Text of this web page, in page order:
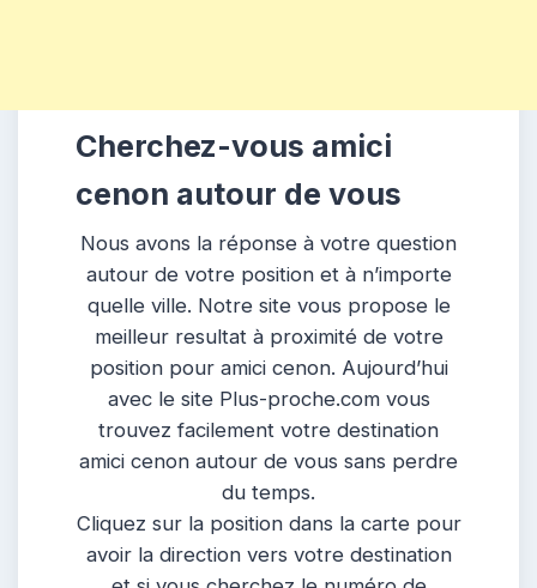
Cherchez-vous amici
cenon autour de vous
Nous avons la réponse à votre question
autour de votre position et à n’importe
quelle ville. Notre site vous propose le
meilleur resultat à proximité de votre
position pour amici cenon. Aujourd’hui
avec le site Plus-proche.com vous
trouvez facilement votre destination
amici cenon autour de vous sans perdre
du temps.
Cliquez sur la position dans la carte pour
avoir la direction vers votre destination